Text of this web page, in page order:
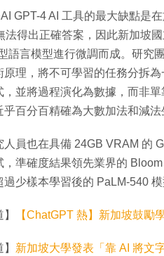
0
%
GPT-4 AI 工具的最大缺點是
法得出正確答案，因此新加坡
語言模型進行微調而成。研究
原理，將不可學習的任務分拆
，並將過程演化為數據，而非
乎百分百精確為大數加法和減法
人員也在具備 24GB VRAM 的
，準確度結果領先業界的
過少樣本學習後的 PaLM-540
【ChatGPT 熱】新加坡鼓勵
新加坡大學發表「靠 AI 將文